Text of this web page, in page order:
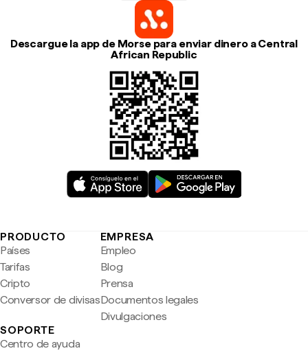
Descargue la app de Morse para enviar dinero a Central
African Republic
PRODUCTO
Países
Tarifas
Cripto
Conversor de divisas
EMPRESA
Empleo
Blog
Prensa
Documentos legales
Divulgaciones
SOPORTE
Centro de ayuda